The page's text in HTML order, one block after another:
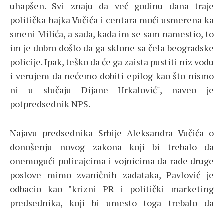
uhapšen. Svi znaju da već godinu dana traje
politička hajka Vučića i centara moći usmerena ka
smeni Milića, a sada, kada im se sam namestio, to
im je dobro došlo da ga sklone sa čela beogradske
policije. Ipak, teško da će ga zaista pustiti niz vodu
i verujem da nećemo dobiti epilog kao što nismo
ni u slučaju Dijane Hrkalović", naveo je
potpredsednik NPS.
Najavu predsednika Srbije Aleksandra Vučića o
donošenju novog zakona koji bi trebalo da
onemogući policajcima i vojnicima da rade druge
poslove mimo zvaničnih zadataka, Pavlović je
odbacio kao "krizni PR i politički marketing
predsednika, koji bi umesto toga trebalo da